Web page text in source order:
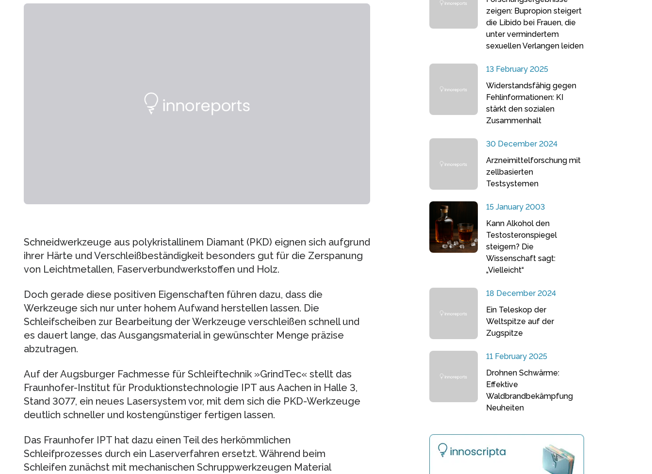
Schneidwerkzeuge aus polykristallinem Diamant (PKD) eignen sich aufgrund
ihrer Härte und Verschleißbeständigkeit besonders gut für die Zerspanung
von Leichtmetallen, Faserverbundwerkstoffen und Holz.
Doch gerade diese positiven Eigenschaften führen dazu, dass die
Werkzeuge sich nur unter hohem Aufwand herstellen lassen. Die
Schleifscheiben zur Bearbeitung der Werkzeuge verschleißen schnell und
es dauert lange, das Ausgangsmaterial in gewünschter Menge präzise
abzutragen.
Auf der Augsburger Fachmesse für Schleiftechnik »GrindTec« stellt das
Fraunhofer-Institut für Produktionstechnologie IPT aus Aachen in Halle 3,
Stand 3077, ein neues Lasersystem vor, mit dem sich die PKD-Werkzeuge
deutlich schneller und kostengünstiger fertigen lassen.
Das Fraunhofer IPT hat dazu einen Teil des herkömmlichen
Schleifprozesses durch ein Laserverfahren ersetzt. Während beim
Schleifen zunächst mit mechanischen Schruppwerkzeugen Material
zeigen: Bupropion steigert
die Libido bei Frauen, die
unter vermindertem
sexuellen Verlangen leiden
13 February 2025
Widerstandsfähig gegen
Fehlinformationen: KI
stärkt den sozialen
Zusammenhalt
30 December 2024
Arzneimittelforschung mit
zellbasierten
Testsystemen
15 January 2003
Kann Alkohol den
Testosteronspiegel
steigern? Die
Wissenschaft sagt:
„Vielleicht“
18 December 2024
Ein Teleskop der
Weltspitze auf der
Zugspitze
11 February 2025
Drohnen Schwärme:
Effektive
Waldbrandbekämpfung
Neuheiten